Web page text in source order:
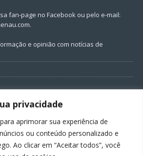
privacidade
aprimorar sua experiência de
ou conteúdo personalizado e
Ao clicar em “Aceitar todos”, você
fan-page no Facebook ou pelo e-mail:
.
e opinião com notícias de